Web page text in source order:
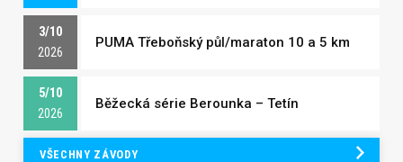
3/10
2026
PUMA Třeboňský půl/maraton 10 a 5 km
5/10
2026
Běžecká série Berounka – Tetín
VŠECHNY ZÁVODY